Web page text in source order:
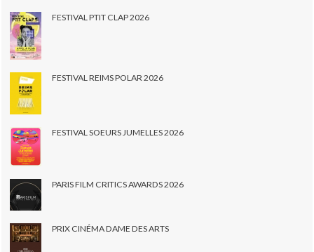
FESTIVAL PTIT CLAP 2026
FESTIVAL REIMS POLAR 2026
FESTIVAL SOEURS JUMELLES 2026
PARIS FILM CRITICS AWARDS 2026
PRIX CINÉMA DAME DES ARTS